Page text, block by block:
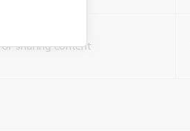
sharing content